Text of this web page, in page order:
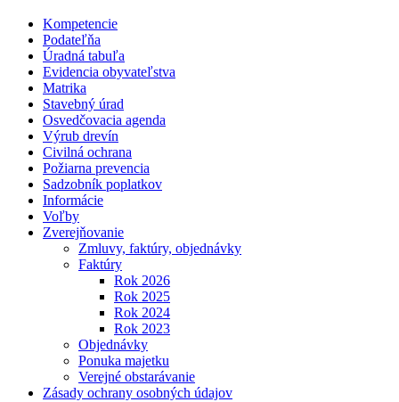
Kompetencie
Podateľňa
Úradná tabuľa
Evidencia obyvateľstva
Matrika
Stavebný úrad
Osvedčovacia agenda
Výrub drevín
Civilná ochrana
Požiarna prevencia
Sadzobník poplatkov
Informácie
Voľby
Zverejňovanie
Zmluvy, faktúry, objednávky
Faktúry
Rok 2026
Rok 2025
Rok 2024
Rok 2023
Objednávky
Ponuka majetku
Verejné obstarávanie
Zásady ochrany osobných údajov